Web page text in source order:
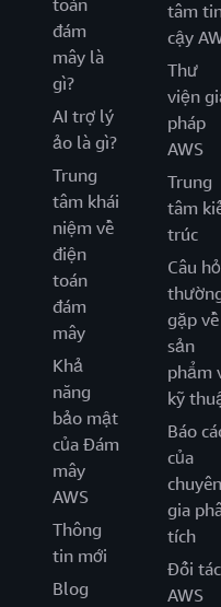
toán
đám
mây là
gì?
AI trợ lý
ảo là gì?
Trung
tâm khái
niệm về
điện
toán
đám
mây
Khả
năng
bảo mật
của Đám
mây
AWS
Thông
tin mới
Blog
tâm
cậy
Thư
viện
pháp
AWS
Trung
tâm
trúc
Câu
gặp về
sản
phẩm
kỹ
Báo
của
chuyên
gia
tích
Đối tác
AWS